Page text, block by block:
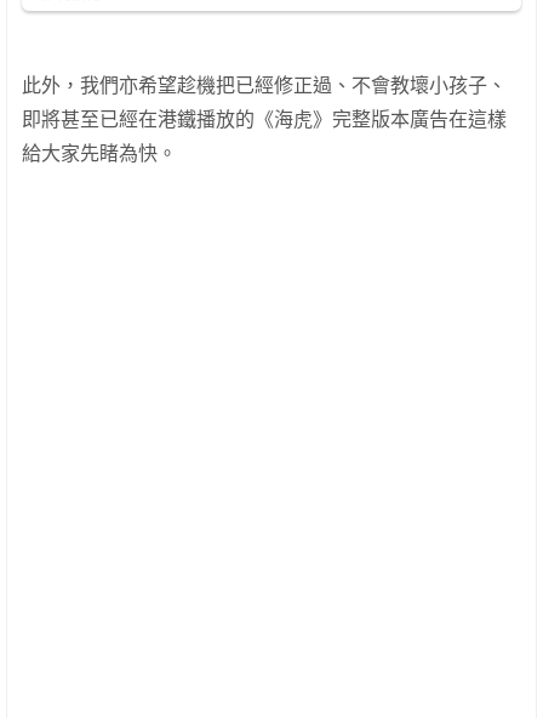
此外，我們亦希望趁機把已經修正過、不會教壞小孩子、
即將甚至已經在港鐵播放的《海虎》完整版本廣告在這樣
給大家先睹為快。